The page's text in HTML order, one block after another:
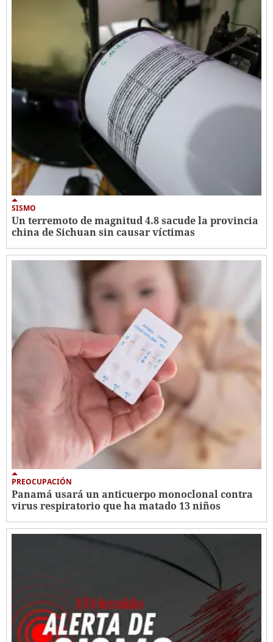
SISMO
Un terremoto de magnitud 4.8 sacude la provincia
china de Sichuan sin causar víctimas
PREOCUPACIÓN
Panamá usará un anticuerpo monoclonal contra
virus respiratorio que ha matado 13 niños